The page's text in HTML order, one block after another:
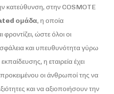
κατεύθυνση, στην COSMOTE
ομάδα, η οποία
ώστε όλοι οι
και υπευθυνότητα γύρω
η εταιρεία έχει
οι άνθρωποί της να
και να αξιοποιήσουν την